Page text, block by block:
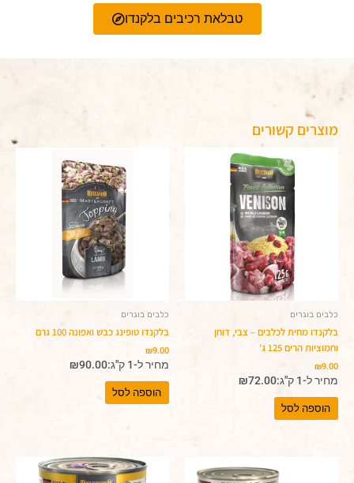
טבלאת רכיבים בלקנדו
מוצרים קשורים
כלבים בוגרים
בלקנדו מחית לכלבים – צבי, דוחן
וחמוציות הרים 125 ג'
₪9.00
מחיר ל-1 ק"ג: ₪72.00
הוספה לסל
כלבים בוגרים
בלקנדו טופינג כבש ואפונה 100 גרם
₪9.00
מחיר ל-1 ק"ג: ₪90.00
הוספה לסל
טווח
מחירים:
למוצר
זה